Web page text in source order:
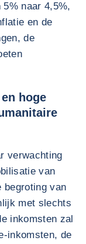
naar 4,5%,
en de
de
hoge
verwachting
van
begroting van
met slechts
inkomsten zal
inkomsten, de